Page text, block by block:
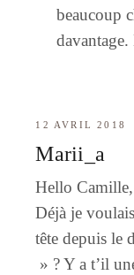
beaucoup
12 AVRIL 2018
Marii_a
Hello Camille,
Déjà je
tête depuis le
» ? Y a t’il